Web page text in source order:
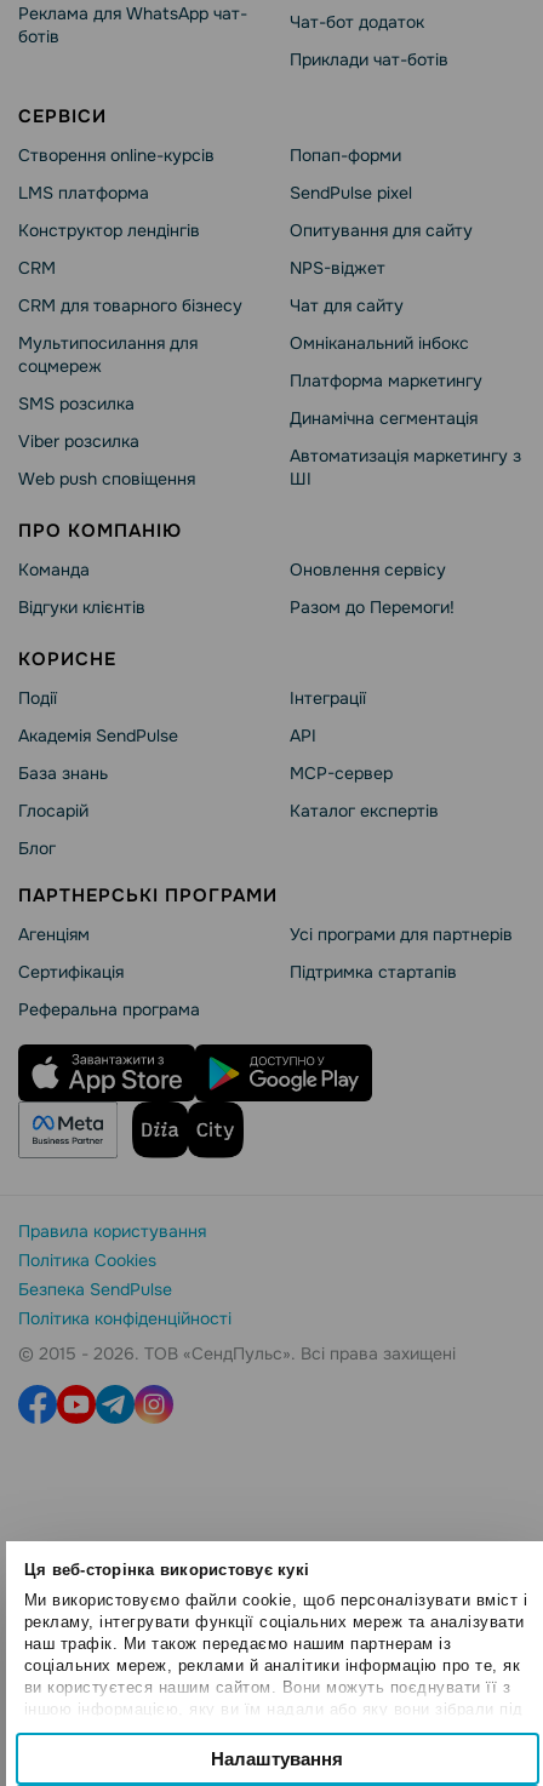
Ця веб-сторінка використовує кукі
Ми використовуємо файли cookie, щоб персоналізувати вміст і
рекламу, інтегрувати функції соціальних мереж та аналізувати
наш трафік. Ми також передаємо нашим партнерам із
соціальних мереж, реклами й аналітики інформацію про те, як
ви користуєтеся нашим сайтом. Вони можуть поєднувати її з
іншою інформацією, яку ви їм надали або яку вони зібрали під
час вашого користування їхніми службами.
Вибір
Налаштування
Реклама для WhatsApp чат-
ботів
Чат-бот додаток
Приклади чат-ботів
СЕРВІСИ
Створення online-курсів
LMS платформа
Конструктор лендінгів
CRM
CRM для товарного бізнесу
Мультипосилання для
соцмереж
SMS розсилка
Viber розсилка
Web push сповіщення
Попап-форми
SendPulse pixel
Опитування для сайту
NPS-віджет
Чат для сайту
Омніканальний інбокс
Платформа маркетингу
Динамічна сегментація
Автоматизація маркетингу з
ШІ
ПРО КОМПАНІЮ
Команда
Відгуки клієнтів
Оновлення сервісу
Разом до Перемоги!
КОРИСНЕ
Події
Академія SendPulse
База знань
Глосарій
Блог
Інтеграції
API
MCP-сервер
Каталог експертів
ПАРТНЕРСЬКІ ПРОГРАМИ
Агенціям
Сертифікація
Реферальна програма
Усі програми для партнерів
Підтримка стартапів
Правила користування
Політика Cookies
Безпека SendPulse
Політика конфіденційності
© 2015 - 2026. ТОВ «СендПульс». Всі права захищені